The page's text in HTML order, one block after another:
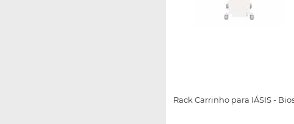
Rack Carrinho para IÁSIS -